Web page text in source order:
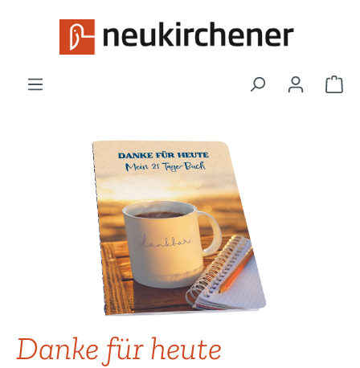
Zum Hauptinhalt springen
Bildergalerie überspringen
Danke für heute